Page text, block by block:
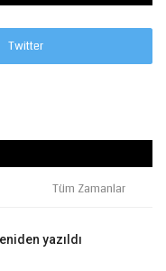
Twitter
Tüm Zamanlar
yazıldı